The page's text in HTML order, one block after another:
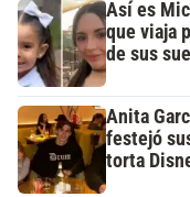
Así es
que viaja
de sus
Anita
festejó
torta